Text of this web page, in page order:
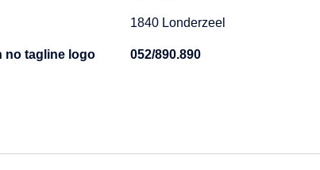
1840 Londerzeel
052/890.890